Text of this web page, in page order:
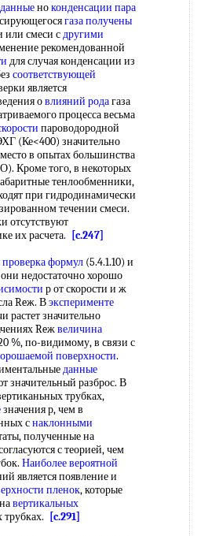
ноконденсации пара
газа получены
или смеси сдругими
рекомендованной
для случая конденсации из
соответствующей
является
овлияний родагаза
процесса весьма
пароводородной
(Ке<400) значительно
в опытах большинства
Кроме того, в некоторых
тенлообменники,
при гидродинамически
течении смеси.
отсутствуют
их расчета.
[c.247]
формул (5.4.1.10) и
они недостаточно хорошо
р от скорости и ж
Reж. Вэксперименте
растет значительно
Reжвеличина
%, по-видимому, в связи с
орошаемой поверхности.
данные
значительный разброс. В
трубках,
значения р, чем в
снаклонными
полученные на
с теорией, чем
Наиболее вероятной
является появление и
пленок, которые
вертикальных
[c.291]